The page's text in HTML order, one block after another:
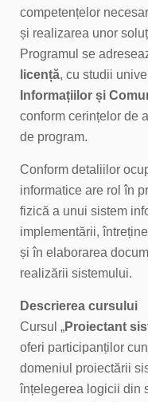
competențelor
și realizarea unor
Programul se
licență, cu studii
Informațiilor și
conform cerințelor de
de program.
Conform detaliilor
informatice are rol în
fizică a unui sistem
implementării,
și în elaborarea
realizării sistemului.
Descrierea cursului
Cursul „Proiectant
oferi participanților
domeniul proiectării
înțelegerea logicii din